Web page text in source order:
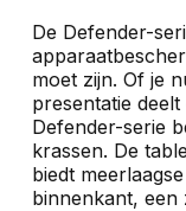
De Defender-
moet zijn. Of je
presentatie
Defender-serie
krassen. De
biedt
binnenkant, een